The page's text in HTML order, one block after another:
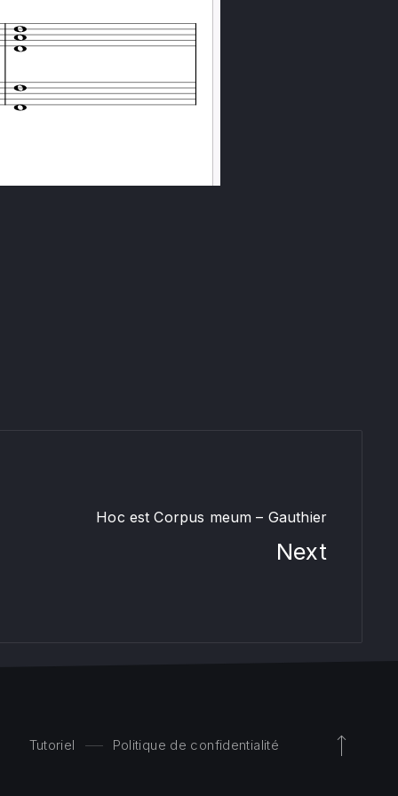
Hoc est Corpus meum – Gauthier
Next
Tutoriel Politique de confidentialité
Back to